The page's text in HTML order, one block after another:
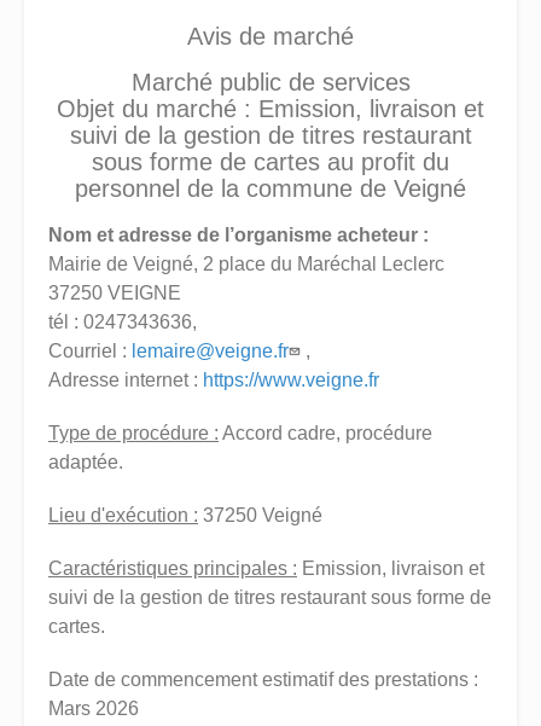
Avis de marché
Marché public de services
Objet du marché : Emission, livraison et
suivi de la gestion de titres restaurant
sous forme de cartes au profit du
personnel de la commune de Veigné
Nom et adresse de l’organisme acheteur :
Mairie de Veigné, 2 place du Maréchal Leclerc
37250 VEIGNE
tél : 0247343636,
Courriel : lemaire@veigne.fr
,
Adresse internet : https://www.veigne.fr
Type de procédure : Accord cadre, procédure
adaptée.
Lieu d'exécution : 37250 Veigné
Caractéristiques principales : Emission, livraison et
suivi de la gestion de titres restaurant sous forme de
cartes.
Date de commencement estimatif des prestations :
Mars 2026